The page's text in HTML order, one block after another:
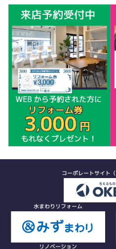
コーポレートサイト
水まわりリフォーム
リノベーション